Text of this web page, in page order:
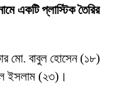
একটি প্লাস্টিক তৈরির
মো. বাবুল হোসেন (১৮)
ইসলাম (২৩)।